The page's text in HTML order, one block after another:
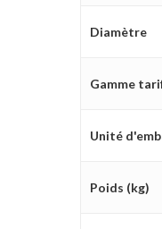
Diamètre
Gamme
Unité
Poids (kg)